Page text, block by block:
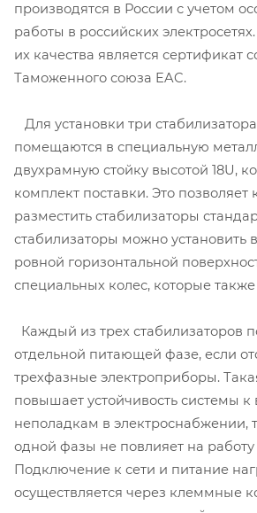
производятся в России с учетом
работы в российских
их качества является сертификат
Таможенного союза EAC.
Для установки три
помещаются в специальную
двухрамную стойку высотой 18U,
комплект поставки. Это позволяет
разместить стабилизаторы
стабилизаторы можно установить
ровной горизонтальной
специальных колес, которые
Каждый из трех стабилизаторов
отдельной питающей фазе, если
трехфазные электроприборы.
повышает устойчивость системы
неполадкам в электроснабжении,
одной фазы не повлияет на работу
Подключение к сети и питание
осуществляется через клеммные